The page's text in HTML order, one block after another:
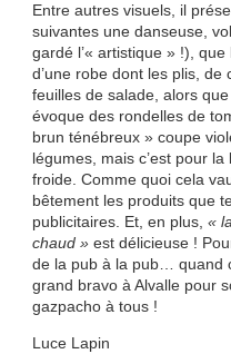
Entre autres visuels, il
suivantes une danseuse,
gardé l’« artistique » !),
d’une robe dont les plis,
feuilles de salade, alors
évoque des rondelles de
brun ténébreux » coupe
légumes, mais c’est pour
froide. Comme quoi cela
bêtement les produits que
publicitaires. Et, en plus, «
chaud »est délicieuse !
de la pub à la pub… quand
grand bravo à Alvalle pour
gazpacho à tous !
Luce Lapin